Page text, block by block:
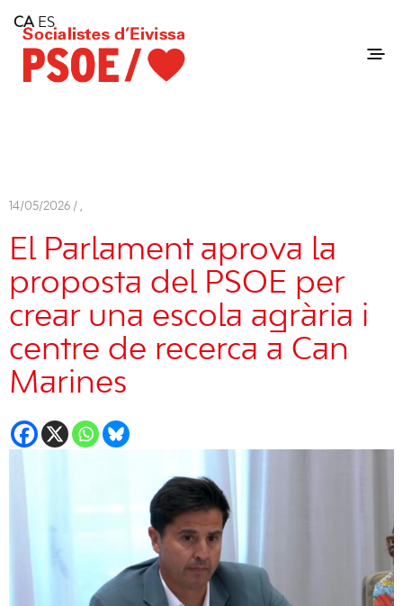
Consell Insular d'Eivissa
Services
Contact
14/05/2026 / ,
El Parlament aprova la
proposta del PSOE per
crear una escola agrària i
centre de recerca a Can
Marines
CA ES